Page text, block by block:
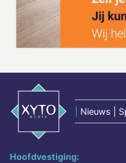
Nieuws |
Hoofdvestiging: